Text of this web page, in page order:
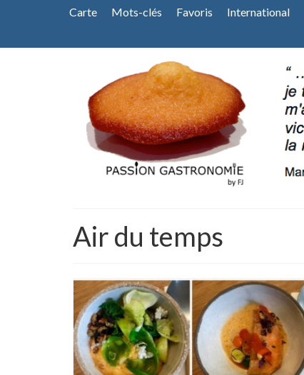
Carte Mots-clés Favoris International
Air du temps